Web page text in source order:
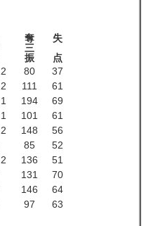
奪
三
振
失
点
.2 80
37
.2 111
61
.1 194
69
.1 101
61
.2 148
56
85
52
.2 136
51
131
70
146
64
97 63